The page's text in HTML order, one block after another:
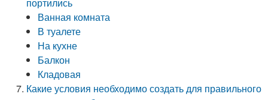
Ванная комната
В туалете
На кухне
Балкон
Кладовая
Какие условия необходимо создать для правильного